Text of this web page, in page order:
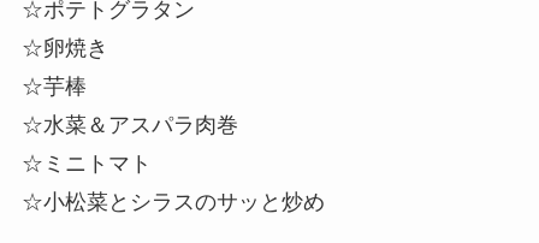
☆ポテトグラタン
☆卵焼き
☆芋棒
☆水菜＆アスパラ肉巻
☆ ミニトマト
☆小松菜とシラスのサッと炒め